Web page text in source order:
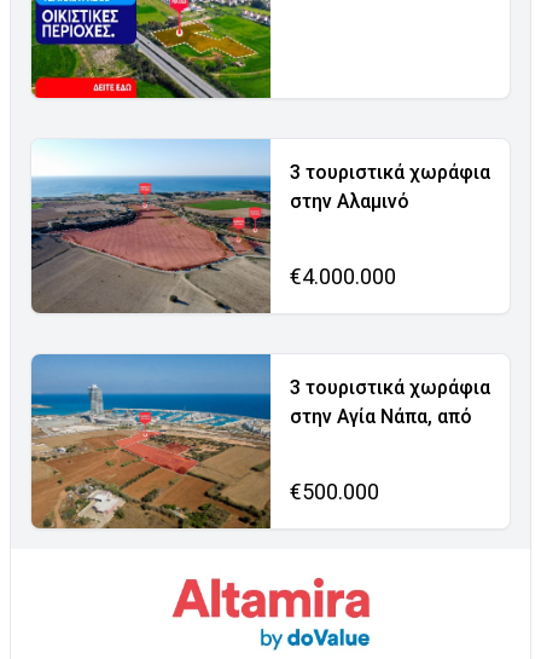
3 τουριστικά χωράφια
στην Αλαμινό
€4.000.000
3 τουριστικά χωράφια
στην Αγία Νάπα, από
€500.000